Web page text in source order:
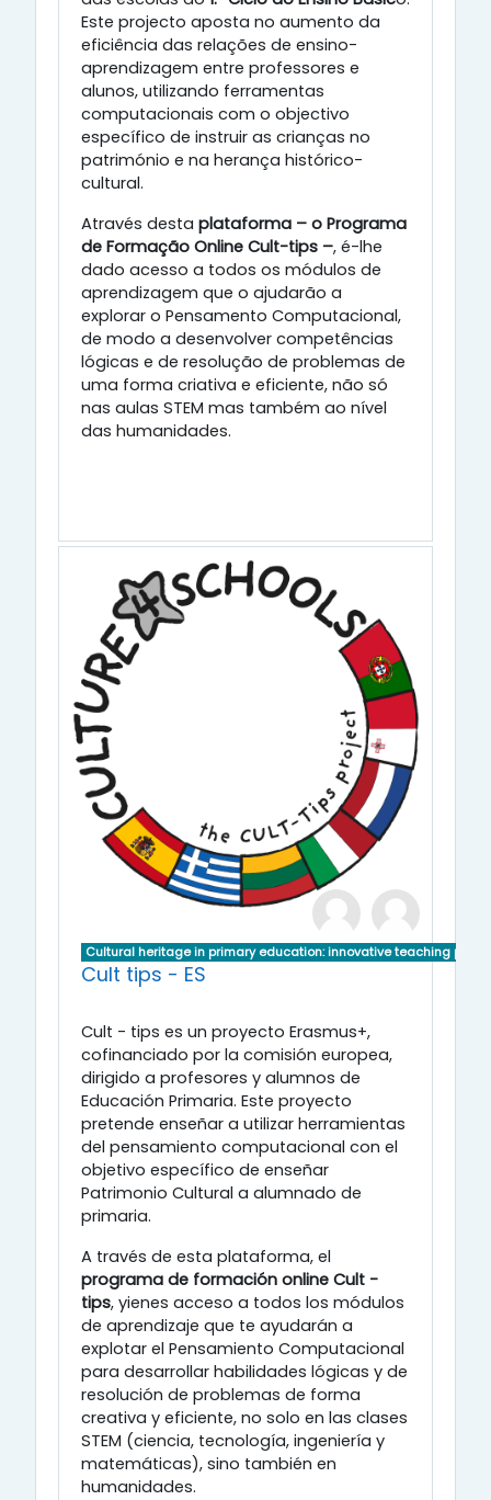
Este projecto aposta no aumento da
eficiência das relações de ensino-
aprendizagem entre professores e
alunos, utilizando ferramentas
computacionais com o objectivo
específico de instruir as crianças no
património e na herança histórico-
cultural.
Através desta plataforma – o Programa
de Formação Online Cult-tips –, é-lhe
dado acesso a todos os módulos de
aprendizagem que o ajudarão a
explorar o Pensamento Computacional,
de modo a desenvolver competências
lógicas e de resolução de problemas de
uma forma criativa e eficiente, não só
nas aulas STEM mas também ao nível
das humanidades.
Cultural heritage in primary education: innovative teaching
Cult tips - ES
Cult - tips es un proyecto Erasmus+,
cofinanciado por la comisión europea,
dirigido a profesores y alumnos de
Educación Primaria. Este proyecto
pretende enseñar a utilizar herramientas
del pensamiento computacional con el
objetivo específico de enseñar
Patrimonio Cultural a alumnado de
primaria.
A través de esta plataforma, el
programa de formación online Cult -
tips, yienes acceso a todos los módulos
de aprendizaje que te ayudarán a
explotar el Pensamiento Computacional
para desarrollar habilidades lógicas y de
resolución de problemas de forma
creativa y eficiente, no solo en las clases
STEM (ciencia, tecnología, ingeniería y
matemáticas), sino también en
humanidades.